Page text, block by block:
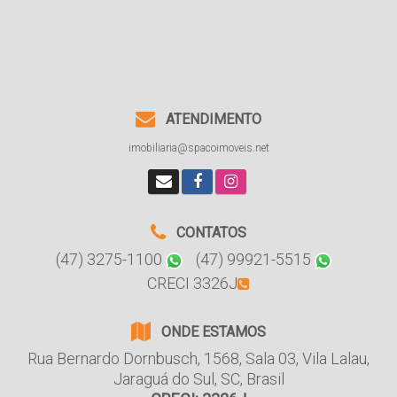
ATENDIMENTO
imobiliaria@spacoimoveis.net
CONTATOS
(47) 3275-1100
(47) 99921-5515
CRECI 3326J
ONDE ESTAMOS
Rua Bernardo Dornbusch, 1568, Sala 03, Vila Lalau,
Jaraguá do Sul , SC, Brasil